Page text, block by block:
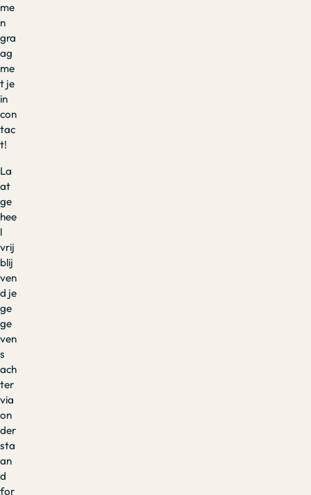
me
n
gra
ag
me
t je
in
con
tac
t!
La
at
ge
hee
l
vrij
blij
ven
d je
ge
ge
ven
s
ach
ter
via
on
der
sta
an
d
for